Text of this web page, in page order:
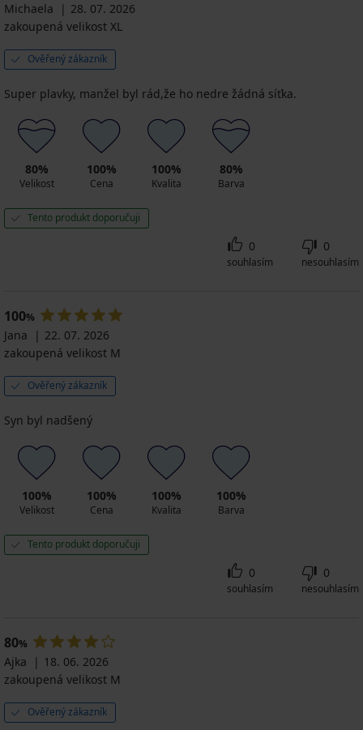
Michaela
28. 07. 2026
zakoupená velikost XL
Ověřený zákazník
Super plavky, manžel byl rád,že ho nedre žádná síťka.
80%
Velikost
100%
Cena
100%
Kvalita
80%
Barva
Tento produkt doporučuji
0
souhlasím
0
nesouhlasím
100%
Jana
22. 07. 2026
zakoupená velikost M
Ověřený zákazník
Syn byl nadšený
100%
Velikost
100%
Cena
100%
Kvalita
100%
Barva
Tento produkt doporučuji
0
souhlasím
0
nesouhlasím
80%
Ajka
18. 06. 2026
zakoupená velikost M
Ověřený zákazník